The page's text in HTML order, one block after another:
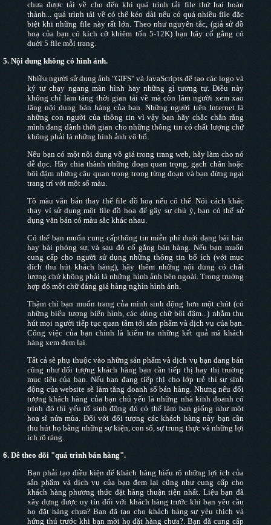
chưa được tải về cho đến khi quá trình tải file thứ hai hoàn
thành... quá trình tải về có thể kéo dài nếu có quá nhiều file đặc
biệt khi những file này rất lớn. Theo như nguyên tắc, (giả sử đồ
hoạ của bạn có kích cỡ khiêm tốn 5-12K) bạn hãy cố gắng có
duới 5 file mỗi trang.
5. Nội dung không có hình ảnh.
Nhiều người sử dụng ảnh "GIFS" và JavaScripts để tạo các logo và
ký tự chạy ngang màn hình hay những gì tương tự. Điều này
không chỉ làm tăng thời gian tải về mà còn làm người xem xao
lãng nội dung bán hàng của bạn. Những người trên Internet là
những con người của thông tin vì vậy bạn hãy chắc chắn rằng
mình đang dành thời gian cho những thông tin có chất lượng chứ
không phải là những hình ảnh vô bổ.
Nếu bạn có một nội dung vô giá trong trang web, hãy làm cho nó
dễ đọc. Hãy chia thành những đoạn quan trọng, gạch chân hoặc
bôi đậm những câu quan trọng trong từng đoạn và bạn đừng ngại
trang trí với một số màu.
Tô màu văn bản thay thế file đồ hoạ nếu có thể. Nói cách khác
thay vì sử dụng một file đồ họa để gây sự chú ý, bạn có thể sử
dụng văn bản có màu sắc khác nhau.
Có thể bạn muốn cung cấpthông tin miễn phí duới dạng bài báo
hay bài phóng sự, và sau đó cố gắng bán hàng. Nếu bạn muốn
cung cấp cho người sử dụng những thông tin bổ ích (với mục
đích thu hút khách hàng), hãy thêm những nội dung có chất
lượng chứ không phải là những hình ảnh bên ngoài. Trong truờng
hợp đó một chữ đáng giá hàng nghìn hình ảnh.
Thậm chí bạn muốn trang của mình sinh động hơn một chút (có
những biểu tượng biến hình, các dòng chữ bôi đậm...) nhằm thu
hút mọi người tiếp tục quan tâm tới sản phẩm và dịch vụ của bạn.
Công việc của bạn chính là kiểm tra những kết quả mà khách
hàng xem đem lại.
Tất cả sẽ phụ thuộc vào những sản phẩm và dịch vụ bạn đang bán
cũng như đối tượng khách hàng bạn cần tiếp thị hay thị truờng
mục tiêu của bạn. Nếu bạn đang tiếp thị cho lớp trẻ thì sự sinh
động của website sẽ làm tăng doanh số bán hàng. Nhưng nếu đối
tượng khách hàng của bạn chủ yếu là những nhà kinh doanh có
trình độ thì yếu tố sinh động đó có thể làm bạn giống như một
hoạ sĩ nửa mùa. Đối với đối tượng các khách hàng này bạn cần
thu hút họ bằng những sự kiện, con số, sự trung thực và những lợi
ích rõ ràng.
6. Dễ theo dõi "quá trình bán hàng".
Bạn phải tạo điều kiện để khách hàng hiểu rõ những lợi ích của
sản phẩm và dịch vụ của bạn đem lại cũng như cung cấp cho
khách hàng phương thức đặt hàng thuận tiện nhất. Liệu bạn đã
xây dựng được uy tín đối với khách hàng trước khi bạn yêu cầu
họ đặt hàng chưa? Bạn đã tạo cho khách hàng sự yêu thích và
hứng thú trước khi bạn mời họ đặt hàng chưa?. Bạn đã cung cấp